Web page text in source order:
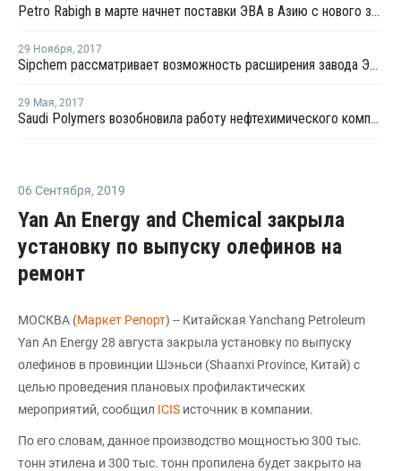
Petro Rabigh в марте начнет поставки ЭВА в Азию с нового завода в Рабихе
29 Ноября, 2017
Sipchem рассматривает возможность расширения завода ЭВА/ПВД в Джубайле
29 Мая, 2017
Saudi Polymers возобновила работу нефтехимического комплекса в Джубайле
06 Сентября, 2019
Yan An Energy and Chemical закрыла
установку по выпуску олефинов на
ремонт
МОСКВА (Маркет Репорт) -- Китайская Yanchang Petroleum
Yan An Energy 28 августа закрыла установку по выпуску
олефинов в провинции Шэньси (Shaanxi Province, Китай) с
целью проведения плановых профилактических
мероприятий, сообщил ICIS источник в компании.
По его словам, данное производство мощностью 300 тыс.
тонн этилена и 300 тыс. тонн пропилена будет закрыто на